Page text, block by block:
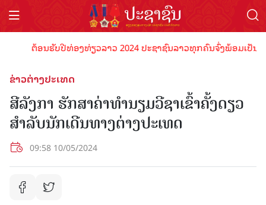
ຕ້ອນຮັບປີທ່ອງທ່ຽວລາວ 2024 ປະຊາຊົນລາວທຸກຄົນຈົ່ງພ້ອມເປັນເ
ຂ່າວຕ່າງປະເທດ
ສີລັງກາ ຮັກສາຄ່າທໍານຽມວີຊາເຂົ້າຄັ້ງດຽວ
ສຳລັບນັກເດີນທາງຕ່າງປະເທດ
09:58 10/05/2024